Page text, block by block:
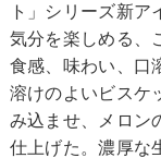
ト」シリーズ新ア
気分を楽しめる、
食感、味わい、口
溶けのよいビスケ
み込ませ、メロン
仕上げた。濃厚な